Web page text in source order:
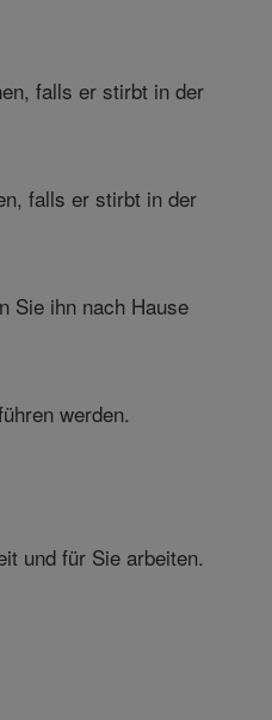
falls er stirbt in der
falls er stirbt in der
Sie ihn nach Hause
werden.
und für Sie arbeiten.